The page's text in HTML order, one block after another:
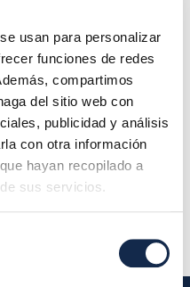
usan para personalizar
funciones de redes
compartimos
del sitio web con
publicidad y análisis
con otra información
hayan recopilado a
sus servicios.
09:00
11:15
de Villamagna 6, 3ª
Iberpay)